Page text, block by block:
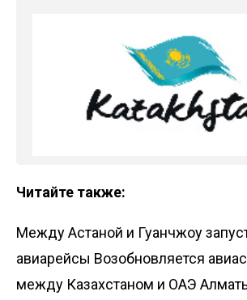
Читайте также:
Между Астаной и Гуанчжоу
авиарейсы Возобновляется
между Казахстаном и ОАЭ